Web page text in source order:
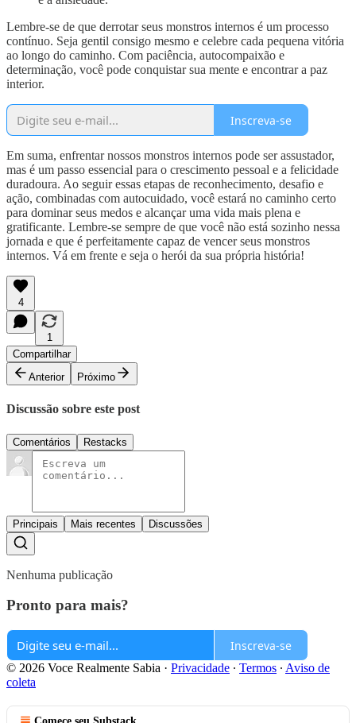
Lembre-se de que derrotar seus monstros internos é um processo
contínuo. Seja gentil consigo mesmo e celebre cada pequena vitória
ao longo do caminho. Com paciência, autocompaixão e
determinação, você pode conquistar sua mente e encontrar a paz
interior.
Inscreva-se
Em suma, enfrentar nossos monstros internos pode ser assustador,
mas é um passo essencial para o crescimento pessoal e a felicidade
duradoura. Ao seguir essas etapas de reconhecimento, desafio e
ação, combinadas com autocuidado, você estará no caminho certo
para dominar seus medos e alcançar uma vida mais plena e
gratificante. Lembre-se sempre de que você não está sozinho nessa
jornada e que é perfeitamente capaz de vencer seus monstros
internos. Vá em frente e seja o herói da sua própria história!
4
1
Compartilhar
Anterior
Próximo
Discussão sobre este post
Comentários Restacks
Principais Mais recentes Discussões
Nenhuma publicação
Pronto para mais?
Inscreva-se
© 2026 Voce Realmente Sabia · Privacidade ∙ Termos ∙ Aviso de
coleta